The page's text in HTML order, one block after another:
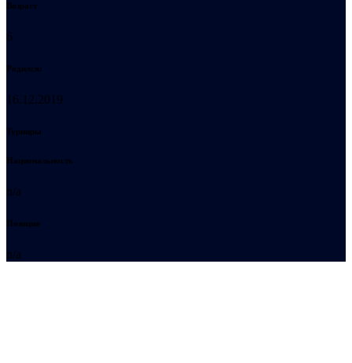
Возраст
6
Родился:
16.12.2019
Турниры
Национальность
n/a
Позиция
n/a